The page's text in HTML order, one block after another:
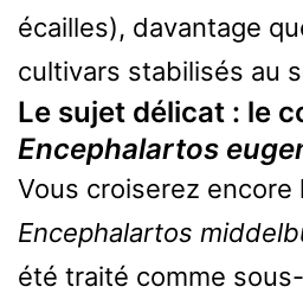
écailles), davantage
cultivars stabilisés au
Le sujet délicat : le
Encephalartos
Vous croiserez encore
Encephalartos
été traité comme